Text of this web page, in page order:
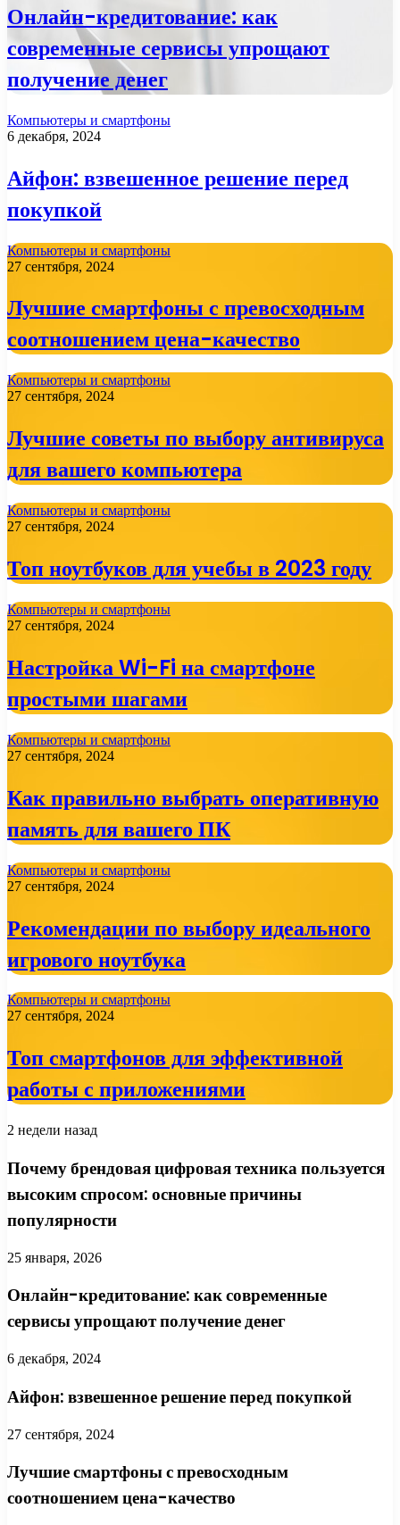
Онлайн-кредитование: как
современные сервисы упрощают
получение денег
Компьютеры и смартфоны
6 декабря, 2024
Айфон: взвешенное решение перед
покупкой
Компьютеры и смартфоны
27 сентября, 2024
Лучшие смартфоны с превосходным
соотношением цена-качество
Компьютеры и смартфоны
27 сентября, 2024
Лучшие советы по выбору антивируса
для вашего компьютера
Компьютеры и смартфоны
27 сентября, 2024
Топ ноутбуков для учебы в 2023 году
Компьютеры и смартфоны
27 сентября, 2024
Настройка Wi-Fi на смартфоне
простыми шагами
Компьютеры и смартфоны
27 сентября, 2024
Как правильно выбрать оперативную
память для вашего ПК
Компьютеры и смартфоны
27 сентября, 2024
Рекомендации по выбору идеального
игрового ноутбука
Компьютеры и смартфоны
27 сентября, 2024
Топ смартфонов для эффективной
работы с приложениями
2 недели назад
Почему брендовая цифровая техника пользуется
высоким спросом: основные причины
популярности
25 января, 2026
Онлайн-кредитование: как современные
сервисы упрощают получение денег
6 декабря, 2024
Айфон: взвешенное решение перед покупкой
27 сентября, 2024
Лучшие смартфоны с превосходным
соотношением цена-качество